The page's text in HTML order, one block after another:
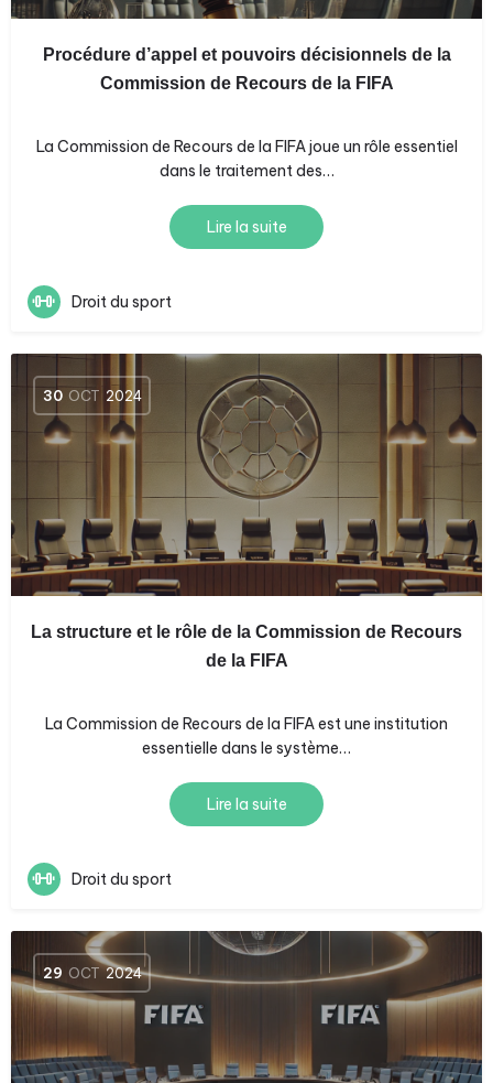
Procédure d’appel et pouvoirs décisionnels de la
Commission de Recours de la FIFA
La Commission de Recours de la FIFA joue un rôle essentiel
dans le traitement des…
Lire la suite
Droit du sport
30 OCT 2024
La structure et le rôle de la Commission de Recours
de la FIFA
La Commission de Recours de la FIFA est une institution
essentielle dans le système…
Lire la suite
Droit du sport
29 OCT 2024